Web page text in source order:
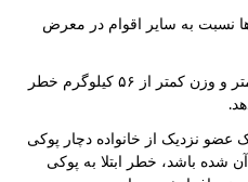
نسبت به سایر اقوام در معرض
: قد بالای ۱۷۰ سانتی‌متر و وزن کمتر از ۵۶ کیلوگرم خطر
عضو نزدیک از خانواده دچار پوکی
شده باشد، خطر ابتلا به پوکی